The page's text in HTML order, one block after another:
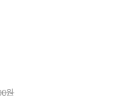
원